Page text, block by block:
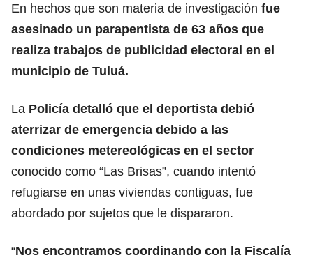
En hechos que son materia de investigación fue
asesinado un parapentista de 63 años que
realiza trabajos de publicidad electoral en el
municipio de Tuluá.
La Policía detalló que el deportista debió
aterrizar de emergencia debido a las
condiciones metereológicas en el sector
conocido como “Las Brisas”, cuando intentó
refugiarse en unas viviendas contiguas, fue
abordado por sujetos que le dispararon.
“Nos encontramos coordinando con la Fiscalía